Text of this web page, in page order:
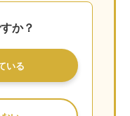
か？
いる